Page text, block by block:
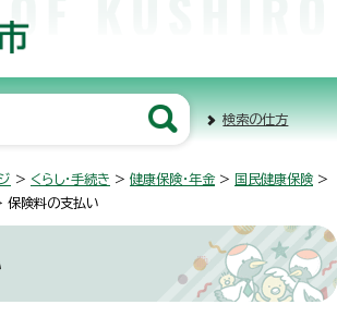
検索の仕方
> くらし・手続き > 健康保険・年金> 国民健康保険 >
保険料の支払い